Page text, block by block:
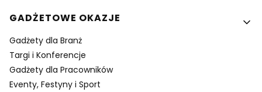
GADŻETOWE OKAZJE
Gadżety dla Branż
Targi i Konferencje
Gadżety dla Pracowników
Eventy, Festyny i Sport